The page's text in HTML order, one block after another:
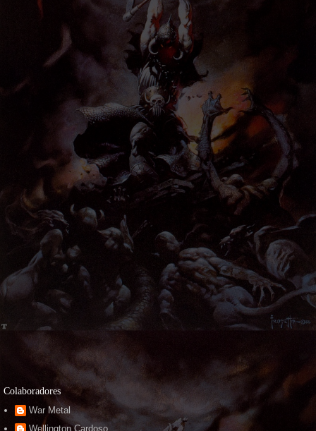
Colaboradores
War Metal
Wellington Cardoso